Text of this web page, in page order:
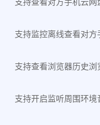
支持监控离线查看对方
支持查看浏览器历史浏
支持开启监听周围环境